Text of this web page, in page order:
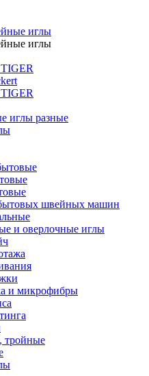
иглы
иглы
иглы разные
швейных машин
и оверлочные иглы
и микрофибры
тройные